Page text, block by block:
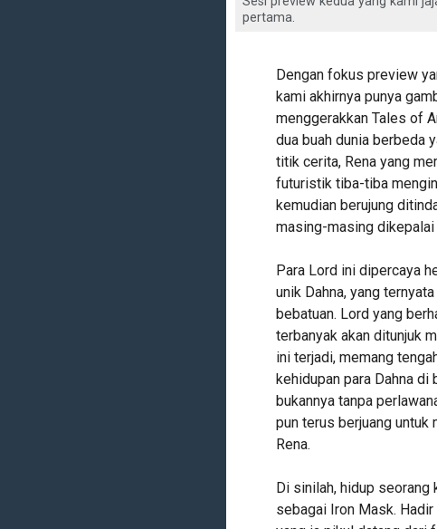
pertama.
Dengan fokus preview
kami akhirnya punya
menggerakkan Tales of
dua buah dunia berbeda
titik cerita, Rena yang
futuristik tiba-tiba
kemudian berujung
masing-masing
Para Lord ini dipercaya
unik Dahna, yang
bebatuan. Lord yang
terbanyak akan ditunjuk
ini terjadi, memang
kehidupan para Dahna di
bukannya tanpa
pun terus berjuang untuk
Rena.
Di sinilah, hidup seorang
sebagai Iron Mask. Hadir